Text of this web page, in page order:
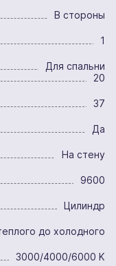
В стороны
1
Для спальни
20
37
Да
На стену
9600
Цилиндр
до холодного
3000/4000/6000 K